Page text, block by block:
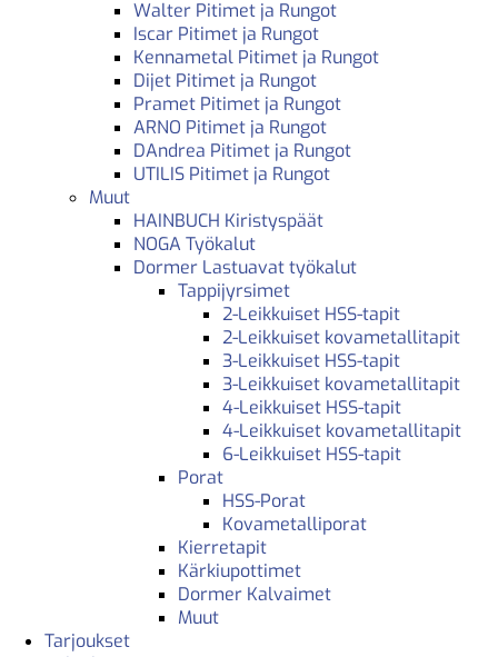
Walter Pitimet ja Rungot
Iscar Pitimet ja Rungot
Kennametal Pitimet ja Rungot
Dijet Pitimet ja Rungot
Pramet Pitimet ja Rungot
ARNO Pitimet ja Rungot
DAndrea Pitimet ja Rungot
UTILIS Pitimet ja Rungot
Muut
HAINBUCH Kiristyspäät
NOGA Työkalut
Dormer Lastuavat työkalut
Tappijyrsimet
2-Leikkuiset HSS-tapit
2-Leikkuiset kovametallitapit
3-Leikkuiset HSS-tapit
3-Leikkuiset kovametallitapit
4-Leikkuiset HSS-tapit
4-Leikkuiset kovametallitapit
6-Leikkuiset HSS-tapit
Porat
HSS-Porat
Kovametalliporat
Kierretapit
Kärkiupottimet
Dormer Kalvaimet
Muut
Tarjoukset